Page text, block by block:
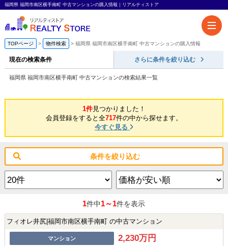
福岡県 福岡市南区横手南町 中古マンションの購入情報｜リアルティストア
TOPページ 物件検索 福岡県 福岡市南区横手南町 中古マンションの購入情報
現在の検索条件 さらに条件を絞り込む
福岡県 福岡市南区横手南町 中古マンションの検索結果一覧
1件見つかりました！
会員登録をすると全717件の中から探せます。
今すぐ見る
条件を絞り込む
1件中1～1件を表示
フィオレ井尻|福岡市南区横手南町 の中古マンション
マンション 2,230万円